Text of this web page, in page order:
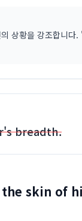
상황을 강조합니다.
breadth.
skin of